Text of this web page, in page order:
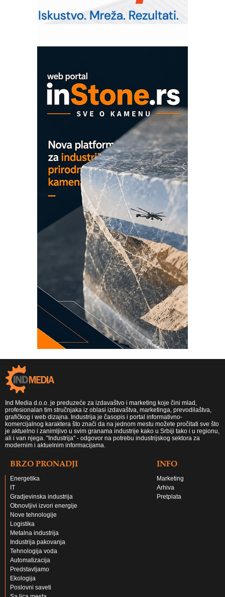
RMQ-TITAN ADVANCED INDICATOR
– Pametna signalizacija za efikasnije
upravljanje mašinama
era CNC merenja
Proizvodnja iC7 Hybrid 1500 VDC
mrežnog pretvarača sa tečnim
hlađenjem
COMBYPACK
EVOKS Maintenance Management
Ind Media d.o.o. je preduzeće za izdavaštvo i marketing koje čini mlad,
profesionalan tim stručnjaka iz oblasi izdavaštva, marketinga, prevodilaštva,
grafičkog i web dizajna. Industrija je časopis i portal informativno-
komercijalnog karaktera što znači da na jednom mestu možete pročitati sve što
je aktuelno i zanimljivo u svim granama industrije kako u Srbiji tako i u regionu,
ali i van njega. "Industrija" - odgovor na potrebu industrijskog sektora za
modernim i aktuelnim informacijama.
BRZO PRONADJI
Energetika
IT
Gradjevinska industrija
Obnovljivi izvori energije
Nove tehnologije
Logistika
Metalna industrija
Industrija pakovanja
Tehnologija voda
Automatizacija
Predstavljamo
Ekologija
Poslovni saveti
INFO
Marketing
Arhiva
Pretplata